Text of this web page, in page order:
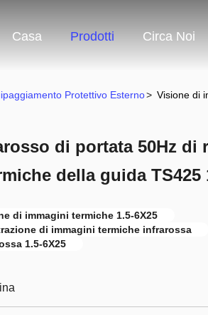
Casa Prodotti Circa Noi
Protettivo Esterno> Visione di
di portata 50Hz di
della guida TS425
di immagini termiche 1.5-6X25
di immagini termiche infrarossa
1.5-6X25